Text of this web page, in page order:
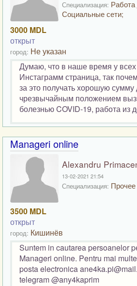
Специализация: Работа
Социальные сети;
3000 MDL
открыт
город: Не указан
Думаю, что в наше время у всех
Инстаграмм страница, так
за это получать хорошую сумму
чрезвычайным положением
болезнью COVID-19, работа из
Manageri online
Alexandru
13-02-2021 21:54
Специализация: Прочее
3500 MDL
открыт
город: Кишинёв
Suntem in cautarea persoanelor
Manageri online. Pentru mai
posta electronica
telegram @any4kaprim